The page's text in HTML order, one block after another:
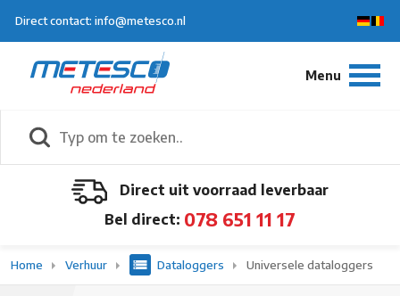
Direct contact: info@metesco.nl
Direct uit voorraad leverbaar
Bel direct: 078 651 11 17
Home Verhuur Dataloggers Universele dataloggers